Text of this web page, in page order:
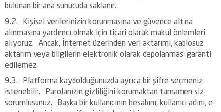
bulunan bir ana sunucuda saklanır.
9.2. Kişisel verilerinizin korunmasına ve güvence altına
alınmasına yardımcı olmak için ticari olarak makul önlemleri
alıyoruz. Ancak, İnternet üzerinden veri aktarımı, kablosuz
aktarım veya bilgilerin elektronik olarak depolanması garanti
edilemez.
9.3. Platforma kaydolduğunuzda ayrıca bir şifre seçmeniz
istenebilir. Parolanızın gizliliğini korumaktan tamamen siz
sorumlusunuz. Başka bir kullanıcının hesabını, kullanıcı adını, e-